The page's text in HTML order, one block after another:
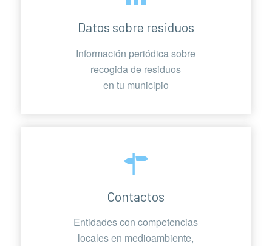
Datos sobre residuos
Información periódica sobre
recogida de residuos
en tu municipio
Contactos
Entidades con competencias
locales en medioambiente,